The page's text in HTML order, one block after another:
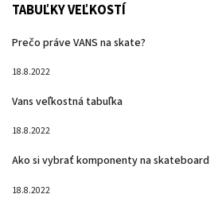
TABUĽKY VEĽKOSTÍ
Prečo práve VANS na skate?
18.8.2022
Vans veľkostná tabuľka
18.8.2022
Ako si vybrať komponenty na skateboard
18.8.2022